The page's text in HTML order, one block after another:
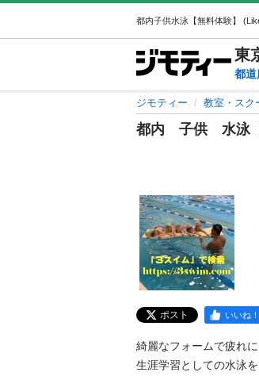
東
都道
ジモティー 教室・スク
都内 子供 水泳【
ポスト いいね！
綺麗なフォームで疲れ
生涯学習としての水泳を